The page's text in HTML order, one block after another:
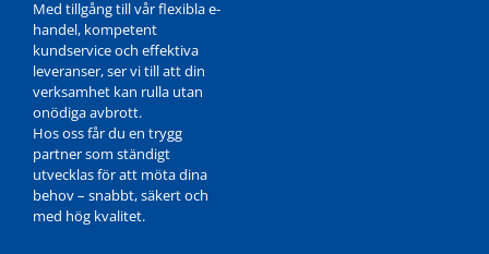
Med tillgång till vår flexibla e-
handel, kompetent
kundservice och effektiva
leveranser, ser vi till att din
verksamhet kan rulla utan
onödiga avbrott.
Hos oss får du en trygg
partner som ständigt
utvecklas för att möta dina
behov – snabbt, säkert och
med hög kvalitet.